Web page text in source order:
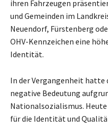
ihren Fahrzeugen
und Gemeinden im
Neuendorf, Fürstenberg
OHV-Kennzeichen eine
Identität.
In der Vergangenheit hatte
negative Bedeutung
Nationalsozialismus.
für die Identität und